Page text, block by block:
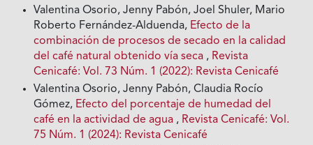
Valentina Osorio, Jenny Pabón, Joel Shuler, Mario
Roberto Fernández-Alduenda, Efecto de la
combinación de procesos de secado en la calidad
del café natural obtenido vía seca , Revista
Cenicafé: Vol. 73 Núm. 1 (2022): Revista Cenicafé
Valentina Osorio, Jenny Pabón, Claudia Rocío
Gómez, Efecto del porcentaje de humedad del
café en la actividad de agua , Revista Cenicafé: Vol.
75 Núm. 1 (2024): Revista Cenicafé